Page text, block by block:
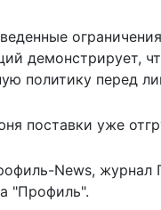
демонстрирует,
политику перед
поставки уже
News, журнал
"Профиль".